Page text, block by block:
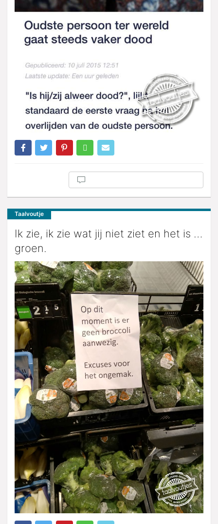
Taalvoutje
Ik zie, ik zie wat jij niet ziet en het is …
groen.